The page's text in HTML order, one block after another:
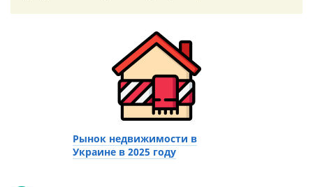
Рынок недвижимости в
Украине в 2025 году